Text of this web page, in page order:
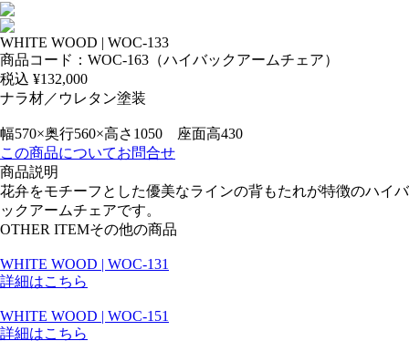
WHITE WOOD | WOC-133
商品コード：WOC-163（ハイバックアームチェア）
税込 ¥132,000
ナラ材／ウレタン塗装
幅570×奥行560×高さ1050 座面高430
この商品についてお問合せ
商品説明
花弁をモチーフとした優美なラインの背もたれが特徴のハイバ
ックアームチェアです。
OTHER ITEMその他の商品
WHITE WOOD | WOC-131
詳細はこちら
WHITE WOOD | WOC-151
詳細はこちら